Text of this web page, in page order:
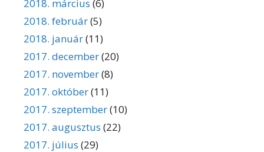
2018. március (6)
2018. február(5)
2018. január(11)
2017. december(20)
2017. november(8)
2017. október(11)
2017. szeptember(10)
2017. augusztus (22)
2017. július (29)